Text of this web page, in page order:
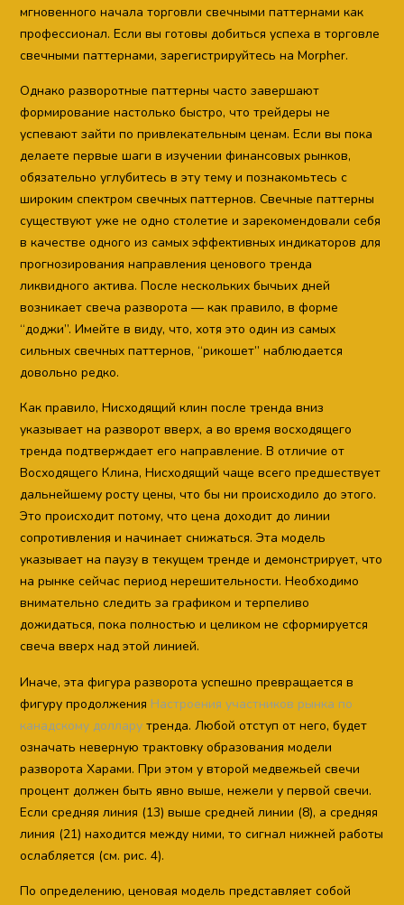
мгновенного начала торговли свечными паттернами как
профессионал. Если вы готовы добиться успеха в торговле
свечными паттернами, зарегистрируйтесь на Morpher.
Однако разворотные паттерны часто завершают
формирование настолько быстро, что трейдеры не
успевают зайти по привлекательным ценам. Если вы пока
делаете первые шаги в изучении финансовых рынков,
обязательно углубитесь в эту тему и познакомьтесь с
широким спектром свечных паттернов. Свечные паттерны
существуют уже не одно столетие и зарекомендовали себя
в качестве одного из самых эффективных индикаторов для
прогнозирования направления ценового тренда
ликвидного актива. После нескольких бычьих дней
возникает свеча разворота — как правило, в форме
“доджи”. Имейте в виду, что, хотя это один из самых
сильных свечных паттернов, “рикошет” наблюдается
довольно редко.
Как правило, Нисходящий клин после тренда вниз
указывает на разворот вверх, а во время восходящего
тренда подтверждает его направление. В отличие от
Восходящего Клина, Нисходящий чаще всего предшествует
дальнейшему росту цены, что бы ни происходило до этого.
Это происходит потому, что цена доходит до линии
сопротивления и начинает снижаться. Эта модель
указывает на паузу в текущем тренде и демонстрирует, что
на рынке сейчас период нерешительности. Необходимо
внимательно следить за графиком и терпеливо
дожидаться, пока полностью и целиком не сформируется
свеча вверх над этой линией.
Иначе, эта фигура разворота успешно превращается в
фигуру продолжения Настроения участников рынка по
канадскому доллару тренда. Любой отступ от него, будет
означать неверную трактовку образования модели
разворота Харами. При этом у второй медвежьей свечи
процент должен быть явно выше, нежели у первой свечи.
Если средняя линия (13) выше средней линии (8), а средняя
линия (21) находится между ними, то сигнал нижней работы
ослабляется (см. рис. 4).
По определению, ценовая модель представляет собой